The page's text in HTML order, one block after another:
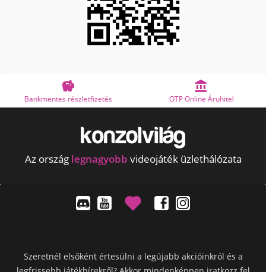

Bankmentes részletfizetés

OTP Online Áruhitel
Az ország legnagyobb videojáték üzlethálózata
Szeretnél elsőként értesülni a legújabb akcióinkról és a